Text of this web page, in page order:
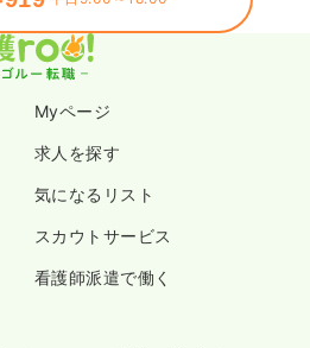
Myページ
求人を探す
気になるリスト
スカウトサービス
看護師派遣で働く